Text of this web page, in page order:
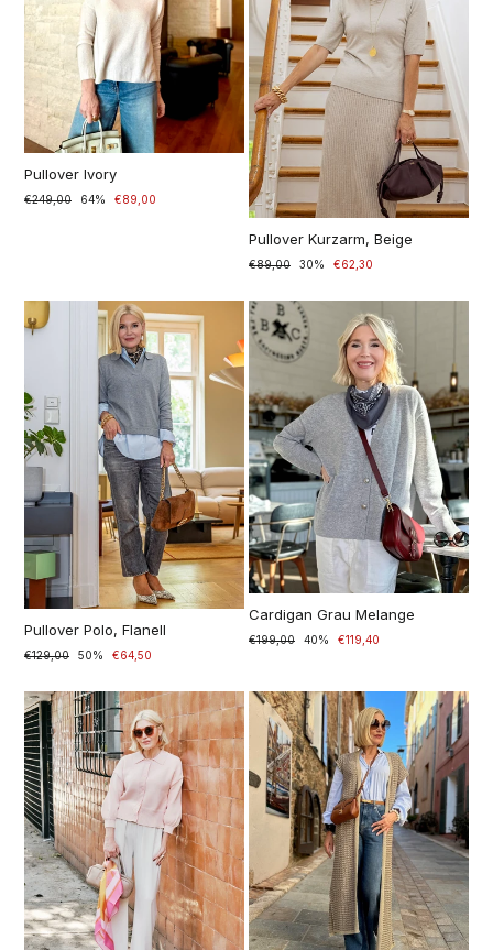
Pullover Ivory
Normaler
€249,00
Sonderpreis64% €89,00
Pullover Kurzarm, Beige
Normaler
€89,00
Sonderpreis30% €62,30
Pullover Polo, Flanell
Precio
€129,00
Precio
50% €64,50
Cardigan Grau Melange
Normaler
€199,00
Sonderpreis40% €119,40